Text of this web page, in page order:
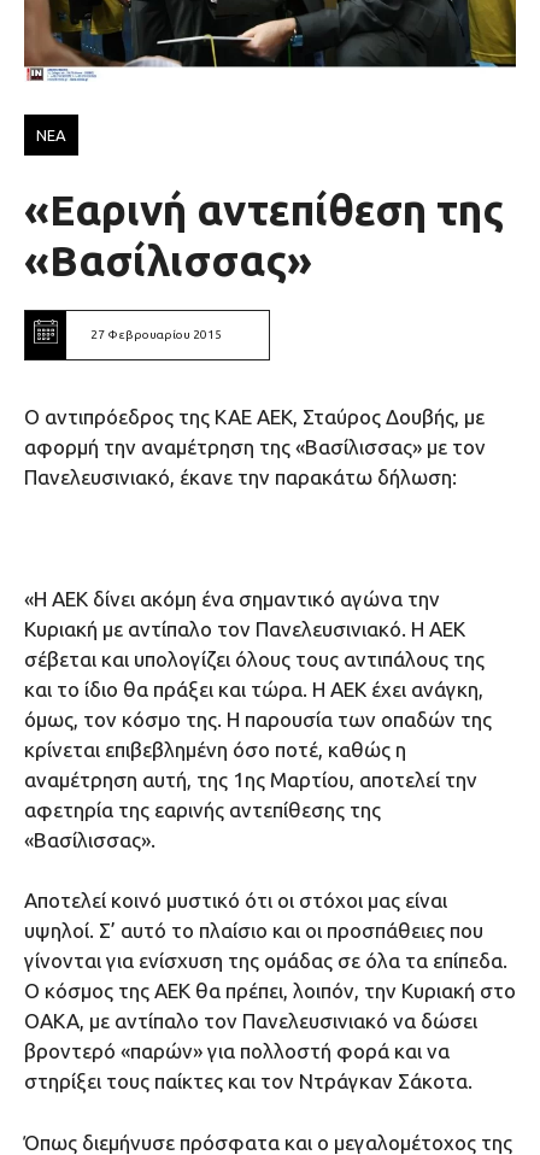
ΝΕΑ
«Εαρινή αντεπίθεση της
«Βασίλισσας»
27 Φεβρουαρίου 2015
Ο αντιπρόεδρος της ΚΑΕ ΑΕΚ, Σταύρος Δουβής, με
αφορμή την αναμέτρηση της «Βασίλισσας» με τον
Πανελευσινιακό, έκανε την παρακάτω δήλωση:
«Η ΑΕΚ δίνει ακόμη ένα σημαντικό αγώνα την
Κυριακή με αντίπαλο τον Πανελευσινιακό. Η ΑΕΚ
σέβεται και υπολογίζει όλους τους αντιπάλους της
και το ίδιο θα πράξει και τώρα. Η ΑΕΚ έχει ανάγκη,
όμως, τον κόσμο της. Η παρουσία των οπαδών της
κρίνεται επιβεβλημένη όσο ποτέ, καθώς η
αναμέτρηση αυτή, της 1ης Μαρτίου, αποτελεί την
αφετηρία της εαρινής αντεπίθεσης της
«Βασίλισσας».
Αποτελεί κοινό μυστικό ότι οι στόχοι μας είναι
υψηλοί. Σ’ αυτό το πλαίσιο και οι προσπάθειες που
γίνονται για ενίσχυση της ομάδας σε όλα τα επίπεδα.
Ο κόσμος της ΑΕΚ θα πρέπει, λοιπόν, την Κυριακή στο
ΟΑΚΑ, με αντίπαλο τον Πανελευσινιακό να δώσει
βροντερό «παρών» για πολλοστή φορά και να
στηρίξει τους παίκτες και τον Ντράγκαν Σάκοτα.
Όπως διεμήνυσε πρόσφατα και ο μεγαλομέτοχος της